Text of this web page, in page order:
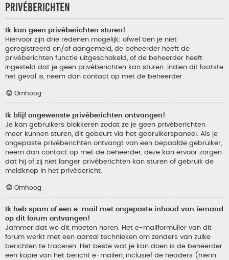
Privéberichten
Ik kan geen privéberichten sturen!
Hiervoor zijn drie redenen mogelijk: ofwel ben je niet
geregistreerd en/of aangemeld, de beheerder heeft de
privéberichten functie uitgeschakeld, of de beheerder heeft
ingesteld dat je geen privéberichten kan sturen. Indien dit laatste
het geval is, neem dan contact op met de beheerder.
Omhoog
Ik blijf ongewenste privéberichten ontvangen!
Je kan gebruikers blokkeren zodat ze je geen privéberichten
meer kunnen sturen, dit gebeurt via het gebruikerspaneel. Als je
ongepaste privéberichten ontvangt van een bepaalde gebruiker,
neem dan contact op met de beheerder, deze kan ervoor zorgen
dat hij of zij niet langer privéberichten kan sturen of gebruik de
meldknop in het privébericht.
Omhoog
Ik heb spam of een e-mail met ongepaste inhoud van iemand
op dit forum ontvangen!
Jammer dat we dit moeten horen. Het e-mailformulier van dit
forum werkt met een aantal technieken om zenders van zulke
berichten te traceren. Het beste wat je kan doen is de beheerder
een kopie van het bericht e-mailen, inclusief de headers (hierin